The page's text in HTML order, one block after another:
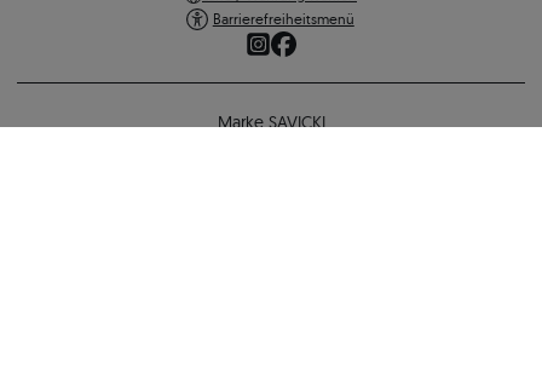
Barrierefreiheitsmenü
Marke SAVICKI